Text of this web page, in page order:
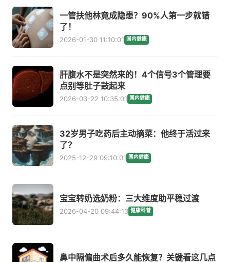
一管扶他林竟成隐患？90%人第一步就错
了！
2026-01-30 11:10:01 国内健康
肝腹水不是突然来的！4个信号3个管理要
点别等肚子鼓起来
2026-03-22 10:35:01 国内健康
32岁男子吃药后主动摘菜：他终于活过来
了？
2025-12-29 09:10:01 国内健康
宝宝转奶选奶粉：三大维度助平稳过渡
2026-04-20 09:44:13 健康科普
鼻中隔偏曲术后多久能恢复？关键看这几点